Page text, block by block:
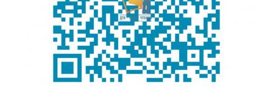
посвященной 210-летию Петра Ершова, автора
сказки «Конек-Горбунок», в рамках масштабного
проекта «БиблиоОлимп.Россия»
Итоги финального отборочного тура
интеллектуальной литературной квиз-игры,
посвященной Софье Прокофьевой